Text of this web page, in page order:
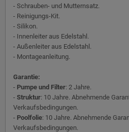
- Schrauben- und Mutternsatz.
- Reinigungs-Kit.
- Silikon.
- Innenleiter aus Edelstahl.
- Außenleiter aus Edelstahl.
- Montageanleitung.
Garantie:
- Pumpe und Filter: 2 Jahre.
- Struktur: 10 Jahre. Abnehmende
Verkaufsbedingungen.
- Poolfolie: 10 Jahre. Abnehmende
Verkaufsbedingungen.